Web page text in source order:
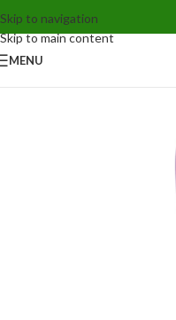
Skip to navigation
Skip to main content
MENU